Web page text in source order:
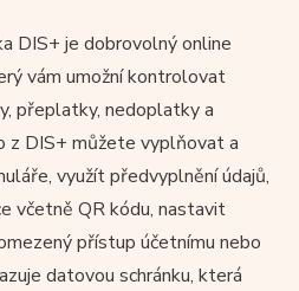
DIS+ je dobrovolný online
vám umožní kontrolovat
přeplatky, nedoplatky a
z DIS+ můžete vyplňovat a
využít předvyplnění údajů,
včetně QR kódu, nastavit
přístup účetnímu nebo
datovou schránku, která